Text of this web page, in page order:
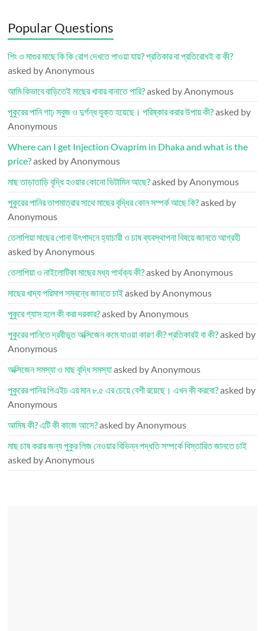
Popular Questions
শিং ও মাগুর মাছে কি কি রোগ দেখতে পাওয়া যায়? প্রতিকার বা প্রতিরোধই বা কী?
asked by Anonymous
আমি কিভাবে বাড়িতেই মাছের খাবার বানাতে পারি?asked by Anonymous
পুকুরের পানি গাঢ় সবুজ ও দুর্গন্ধ যুক্ত হয়েছে। পরিষ্কার করার উপায় কী?asked by
Anonymous
Where can I get Injection Ovaprim in Dhaka and what is the
price?asked by Anonymous
মাছ তাড়াতাড়ি বৃদ্ধি হওয়ার কোনো ভিটামিন আছে?asked by Anonymous
পুকুরের পানির তাপমাত্রার সাথে মাছের বৃদ্ধির কোন সম্পর্ক আছে কি?asked by
Anonymous
তেলাপিয়া মাছের পোনা উৎপাদনে হ্যাচারী ও চাষ ব্যবস্থাপনা বিষয়ে জানতে আগ্রহী
asked by Anonymous
তেলাপিয়া ও নাইলোটিকা মাছের মধ্য পার্থক্য কী?asked by Anonymous
মাছের খাদ্য পরিমাপ সম্বন্ধে জানতে চাইasked by Anonymous
পুকুরে গ্যাস হলে কী করা দরকার?asked by Anonymous
পুকুরের পানিতে দ্রবীভূত অক্সিজেন কমে যাওয়া কারণ কী? প্রতিকারই বা কী?asked by
Anonymous
অক্সিজেন সমস্যা ও মাছ বৃদ্ধি সমস্যাasked by Anonymous
পুকুরের পানির পিএইচ এর মান ৮.৫ এর চেয়ে বেশী রয়েছে। এখন কী করবো?asked by
Anonymous
আমিষ কী? এটি কী কাজে আসে?asked by Anonymous
মাছ চাষ করার জন্য পুকুর লিজ নেওয়ার বিভিন্ন পদ্ধতি সম্পর্কে বিস্তারিত জানতে চাই
asked by Anonymous